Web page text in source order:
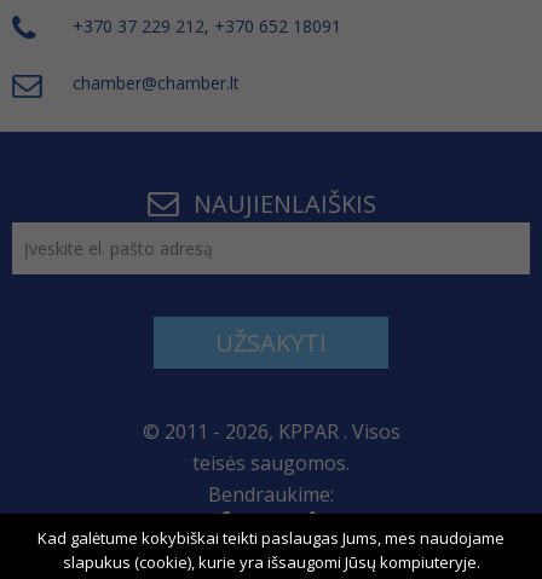
+370 37 229 212, +370 652 18091
chamber@chamber.lt
NAUJIENLAIŠKIS
UŽSAKYTI
© 2011 - 2026, KPPAR . Visos
teisės saugomos.
Bendraukime:
Svetainės žemėlapis
Kad galėtume kokybiškai teikti paslaugas Jums, mes naudojame
slapukus (cookie), kurie yra išsaugomi Jūsų kompiuteryje.